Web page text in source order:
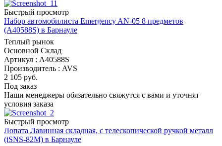
Быстрый просмотр
Набор автомобилиста Emergency AN-05 8 предметов
(A40588S) в Барнауле
Теплый рынок
Основной Склад
Артикул : A40588S
Производитель : AVS
2 105 руб.
Под заказ
Наши менеджеры обязательно свяжутся с вами и уточнят
условия заказа
Быстрый просмотр
Лопата Лавинная складная, с телескопической ручкой металл
(iSNS-82M) в Барнауле